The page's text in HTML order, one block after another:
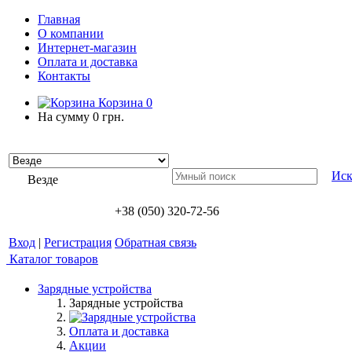
Главная
О компании
Интернет-магазин
Оплата и доставка
Контакты
Корзина 0
На сумму 0 грн.
Везде
+38 (050) 320-72-56
Вход | Регистрация Обратная связь
Каталог товаров
Зарядные устройства
Зарядные устройства
Оплата и доставка
Акции